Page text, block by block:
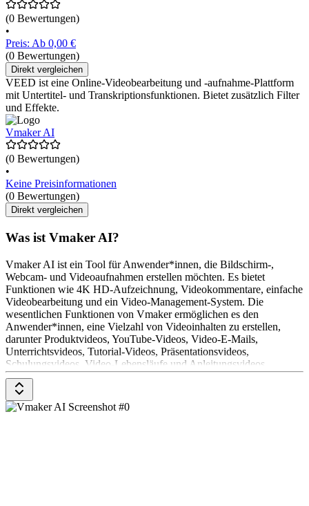
(0 Bewertungen)
•
Preis: Ab 0,00 €
(0 Bewertungen)
Direkt vergleichen
VEED ist eine Online-Videobearbeitung und -aufnahme-Plattform
mit Untertitel- und Transkriptionsfunktionen. Bietet zusätzlich Filter
und Effekte.
Vmaker AI
(0 Bewertungen)
•
Keine Preisinformationen
(0 Bewertungen)
Direkt vergleichen
Was ist Vmaker AI?
Vmaker AI ist ein Tool für Anwender*innen, die Bildschirm-,
Webcam- und Videoaufnahmen erstellen möchten. Es bietet
Funktionen wie 4K HD-Aufzeichnung, Videokommentare, einfache
Videobearbeitung und ein Video-Management-System. Die
wesentlichen Funktionen von Vmaker ermöglichen es den
Anwender*innen, eine Vielzahl von Videoinhalten zu erstellen,
darunter Produktvideos, YouTube-Videos, Video-E-Mails,
Unterrichtsvideos, Tutorial-Videos, Präsentationsvideos,
Schulungsvideos, Video-Lebensläufe und Anleitungsvideos.
Vmaker bietet ein kostenloses Modell an, für das keine Kreditkarte
erforderlich ist.